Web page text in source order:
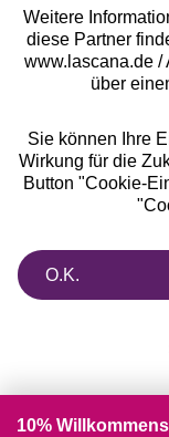
Weitere
diese Partner
www.lascana.de /
über
Sie können Ihre
Wirkung für die
Button "Cookie-
O.K.
10%